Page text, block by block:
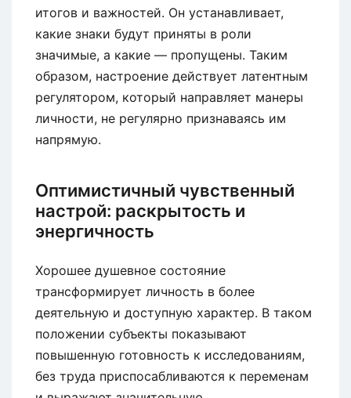
итогов и важностей. Он устанавливает,
какие знаки будут приняты в роли
значимые, а какие — пропущены. Таким
образом, настроение действует латентным
регулятором, который направляет манеры
личности, не регулярно признаваясь им
напрямую.
Оптимистичный чувственный
настрой: раскрытость и
энергичность
Хорошее душевное состояние
трансформирует личность в более
деятельную и доступную характер. В таком
положении субъекты показывают
повышенную готовность к исследованиям,
без труда приспосабливаются к переменам